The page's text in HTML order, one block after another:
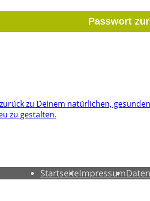
zu Deinem natürlichen,
zu gestalten.
StartseiteImpressum